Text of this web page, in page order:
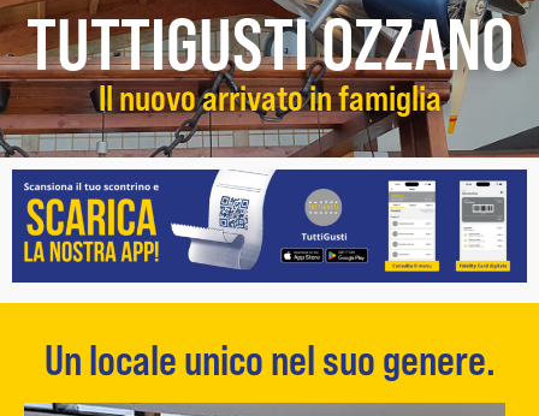
TUTTIGUSTI OZZANO
Il nuovo arrivato in famiglia
Un locale unico nel suo genere.